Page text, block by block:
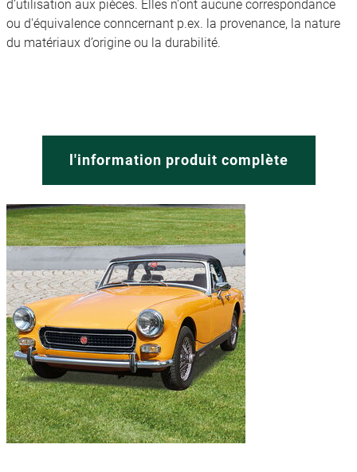
d’utilisation aux pièces. Elles n'ont aucune correspondance
ou d'équivalence conncernant p.ex. la provenance, la nature
du matériaux d’origine ou la durabilité.
l'information produit complète